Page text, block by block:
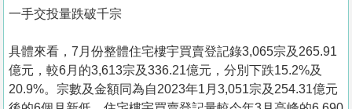
一手交投量跌破千宗
具體來看，7月份整體住宅樓宇買賣登記錄3,065宗及265.91
億元，較6月的3,613宗及336.21億元，分別下跌15.2%及
20.9%。宗數及金額同為自2023年1月3,051宗及254.31億元